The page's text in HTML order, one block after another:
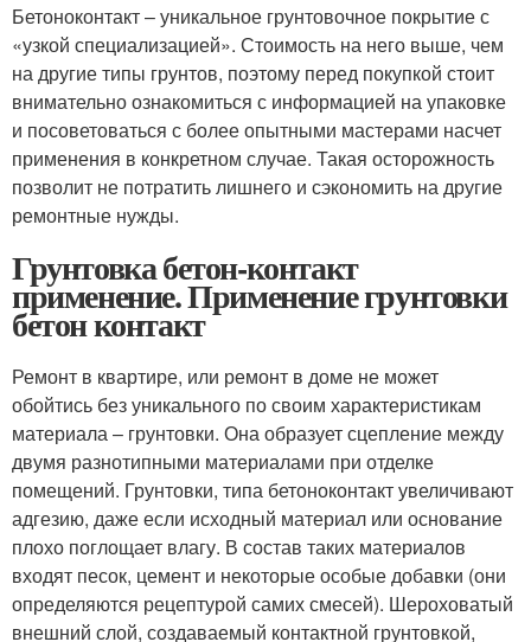
Бетоноконтакт – уникальное грунтовочное покрытие с
«узкой специализацией». Стоимость на него выше, чем
на другие типы грунтов, поэтому перед покупкой стоит
внимательно ознакомиться с информацией на упаковке
и посоветоваться с более опытными мастерами насчет
применения в конкретном случае. Такая осторожность
позволит не потратить лишнего и сэкономить на другие
ремонтные нужды.
Грунтовка бетон-контакт
применение. Применение грунтовки
бетон контакт
Ремонт в квартире, или ремонт в доме не может
обойтись без уникального по своим характеристикам
материала – грунтовки. Она образует сцепление между
двумя разнотипными материалами при отделке
помещений. Грунтовки, типа бетоноконтакт увеличивают
адгезию, даже если исходный материал или основание
плохо поглощает влагу. В состав таких материалов
входят песок, цемент и некоторые особые добавки (они
определяются рецептурой самих смесей). Шероховатый
внешний слой, создаваемый контактной грунтовкой,